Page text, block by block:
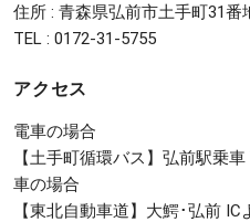
住所 : 青森県弘前市土手町31番
TEL : 0172-31-5755
アクセス
電車の場合
【土手町循環バス】弘前駅乗
車の場合
【東北自動車道】大鰐･弘前